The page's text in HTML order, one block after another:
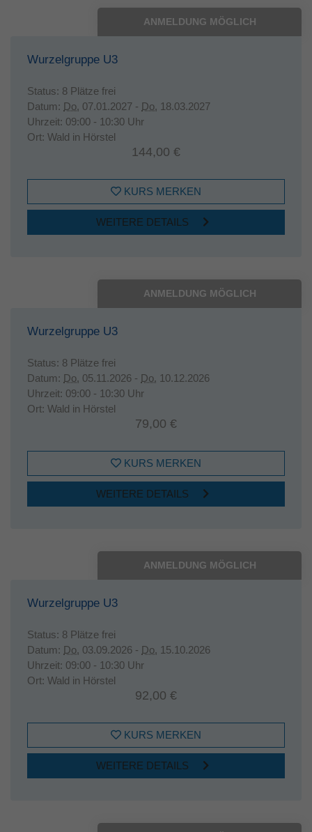
ANMELDUNG MÖGLICH
Wurzelgruppe U3
Status: 8 Plätze frei
Datum: Do. 07.01.2027 - Do. 18.03.2027
Uhrzeit: 09:00 - 10:30 Uhr
Ort: Wald in Hörstel
144,00 €
KURS MERKEN
WEITERE DETAILS
ANMELDUNG MÖGLICH
Wurzelgruppe U3
Status: 8 Plätze frei
Datum: Do. 05.11.2026 - Do. 10.12.2026
Uhrzeit: 09:00 - 10:30 Uhr
Ort: Wald in Hörstel
79,00 €
KURS MERKEN
WEITERE DETAILS
ANMELDUNG MÖGLICH
Wurzelgruppe U3
Status: 8 Plätze frei
Datum: Do. 03.09.2026 - Do. 15.10.2026
Uhrzeit: 09:00 - 10:30 Uhr
Ort: Wald in Hörstel
92,00 €
KURS MERKEN
WEITERE DETAILS